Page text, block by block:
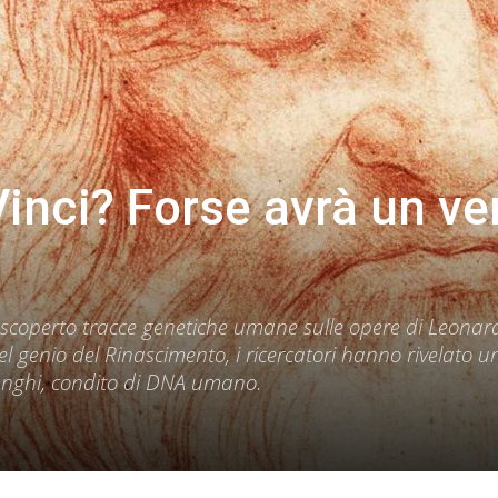
Forse avrà un
tracce genetiche umane sulle opere di
genio del Rinascimento, i ricercatori hanno rivelato
condito di DNA umano.